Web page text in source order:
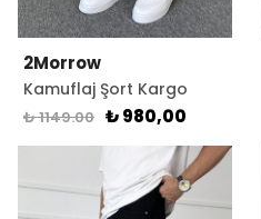
2Morrow
Kamuflaj Şort Kargo
Cepli Bol Baggy Kalıp
₺ 1149.00 ₺ 980,00